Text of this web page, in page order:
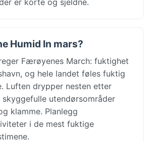
Humid In mars?
Færøyenes March: fuktighet
og hele landet føles fuktig
Luften drypper nesten etter
skyggefulle utendørsområder
klamme. Planlegg
i de mest fuktige